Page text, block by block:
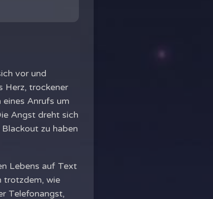
vor und
Herz, trockener
Anrufs um
Angst dreht sich
zu haben
Lebens auf Text
trotzdem, wie
Telefonangst,